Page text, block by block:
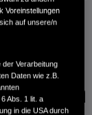
Sie hier das
Familien
Voreinstellungen
auf unsere/n
der Verarbeitung
Daten wie z.B.
Abs. 1 lit. a
in die USA durch